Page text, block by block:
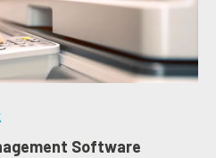
Software